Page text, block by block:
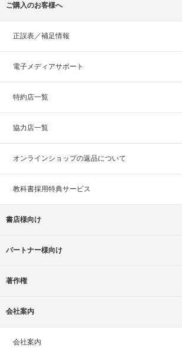
ご購入のお客様へ
正誤表／補足情報
電子メディアサポート
特約店一覧
協力店一覧
オンラインショップの返品について
教科書採用特典サービス
書店様向け
パートナー様向け
著作権
会社案内
会社案内